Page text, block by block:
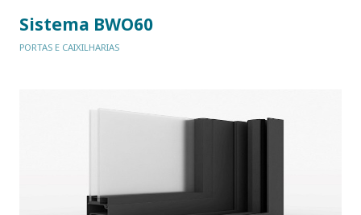
Sistema BWO60
PORTAS E CAIXILHARIAS